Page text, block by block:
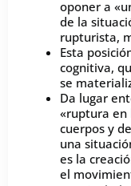
oponer a
de la
rupturista,
Esta
cognitiva,
se
Da lugar
«ruptura en
cuerpos y
una
es la
el